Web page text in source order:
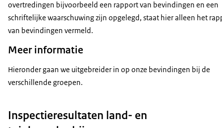
overtredingen bijvoorbeeld een rapport van bevindingen en een
schriftelijke waarschuwing zijn opgelegd, staat hier alleen het
van bevindingen vermeld.
Meer informatie
Hieronder gaan we uitgebreider in op onze bevindingen bij de
verschillende groepen.
Inspectieresultaten land- en